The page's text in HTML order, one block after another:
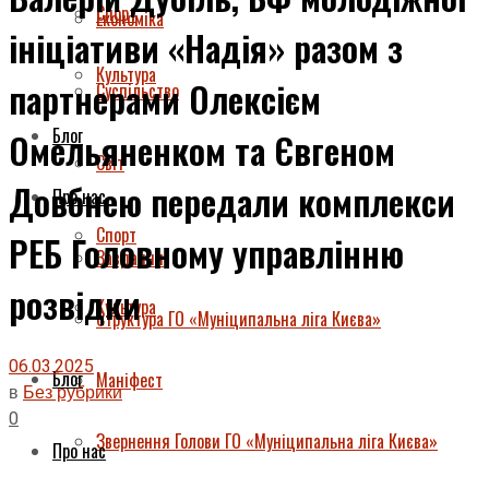
Спорт
Культура
Блог
Про нас
Завдання
Структура ГО «Муніципальна ліга Києва»
Маніфест
Звернення Голови ГО «Муніципальна ліга Києва»
Економіка
Суспільство
Світ
Спорт
Культура
Блог
Про нас
ініціативи «Надія» разом з
партнерами Олексієм
Омельяненком та Євгеном
Довбнею передали комплекси
РЕБ Головному управлінню
розвідки
06.03.2025
в Без рубрики
0